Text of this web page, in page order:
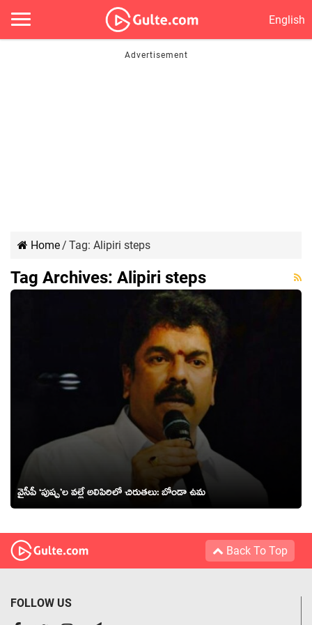
English
Home/ Tag: Alipiri steps
Tag Archives: Alipiri steps
వైసీపీ ‘పుష్ప’ల వల్లే అలిపిరిలో చిరుతలు: బోండా ఉమ
Back To Top
FOLLOW US